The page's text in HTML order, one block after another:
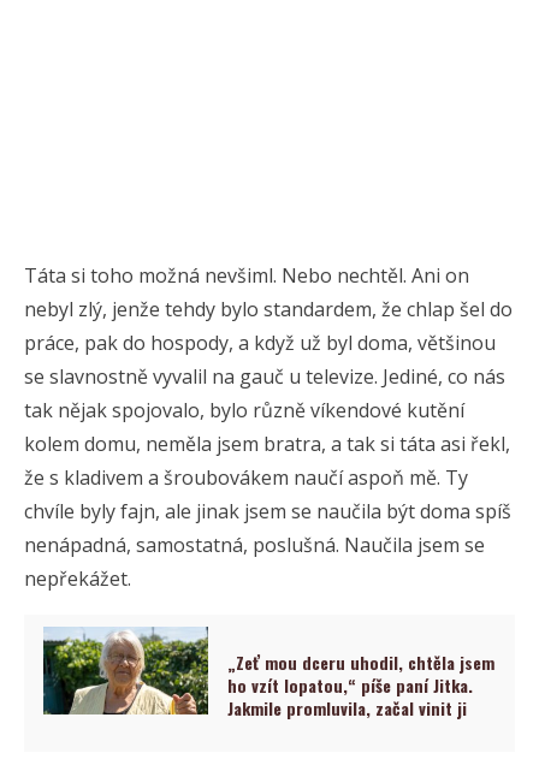
Táta si toho možná nevšiml. Nebo nechtěl. Ani on
nebyl zlý, jenže tehdy bylo standardem, že chlap šel do
práce, pak do hospody, a když už byl doma, většinou
se slavnostně vyvalil na gauč u televize. Jediné, co nás
tak nějak spojovalo, bylo různě víkendové kutění
kolem domu, neměla jsem bratra, a tak si táta asi řekl,
že s kladivem a šroubovákem naučí aspoň mě. Ty
chvíle byly fajn, ale jinak jsem se naučila být doma spíš
nenápadná, samostatná, poslušná. Naučila jsem se
nepřekážet.
„Zeť mou dceru uhodil, chtěla jsem
ho vzít lopatou,“ píše paní Jitka.
Jakmile promluvila, začal vinit ji